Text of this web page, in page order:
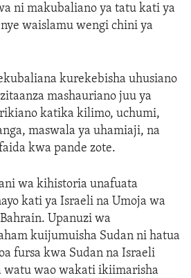
ni makubaliano ya tatu kati ya
waislamu wengi chini ya
kurekebisha uhusiano
mashauriano juu ya
katika kilimo, uchumi,
maswala ya uhamiaji, na
kwa pande zote.
wa kihistoria unafuata
kati ya Israeli na Umoja wa
Upanuzi wa
kuijumuisha Sudan ni hatua
fursa kwa Sudan na Israeli
watu wao wakati ikiimarisha